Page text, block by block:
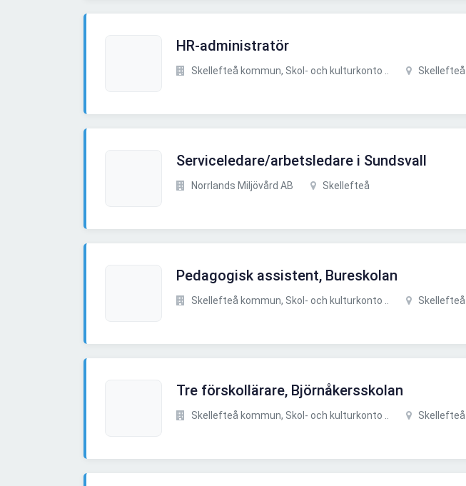
HR-administratör
Skellefteå kommun, Skol- och kulturkonto .. Skellefteå
Serviceledare/arbetsledare i Sundsvall
Norrlands Miljövård AB Skellefteå
Pedagogisk assistent, Bureskolan
Skellefteå kommun, Skol- och kulturkonto .. Skellefteå
Tre förskollärare, Björnåkersskolan
Skellefteå kommun, Skol- och kulturkonto .. Skellefteå